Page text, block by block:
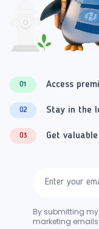
01 Access
02 Stay in the
03 Get
By submitting
marketing